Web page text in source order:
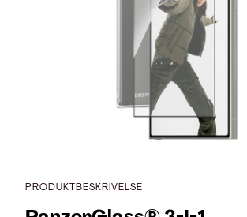
PRODUKTBESKRIVELSE